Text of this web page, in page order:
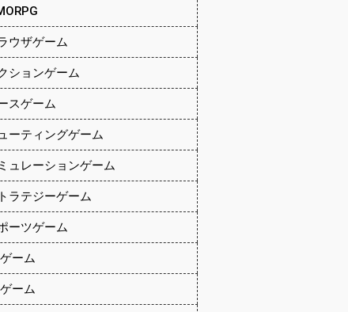
ウザゲーム
ションゲーム
スゲーム
ーティングゲーム
ュレーションゲーム
ラテジーゲーム
ーツゲーム
ーム
ーム